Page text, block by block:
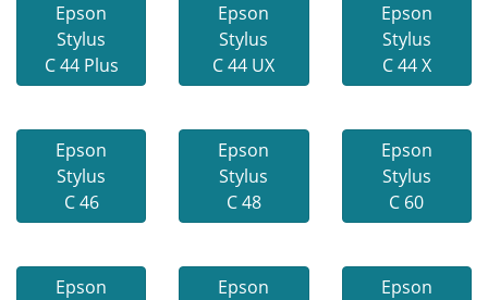
Epson
Stylus
C 44 Plus
Epson
Stylus
C 44 UX
Epson
Stylus
C 44 X
Epson
Stylus
C 46
Epson
Stylus
C 48
Epson
Stylus
C 60
Epson
Epson
Epson